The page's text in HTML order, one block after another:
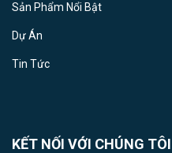
Sản Phẩm Nổi Bật
Dự Án
Tin Tức
KẾT NỐI VỚI CHÚNG TÔI